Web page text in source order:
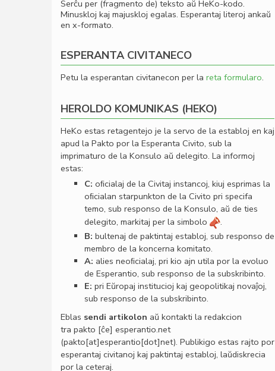
Serĉu per (fragmento de) teksto aŭ HeKo-kodo.
Minuskloj kaj majuskloj egalas. Esperantaj literoj ankaŭ
en x-formato.
ESPERANTA CIVITANECO
Petu la esperantan civitanecon per la reta formularo.
HEROLDO KOMUNIKAS (HEKO)
HeKo estas retagentejo je la servo de la establoj en kaj
apud la Pakto por la Esperanta Civito, sub la
imprimaturo de la Konsulo aŭ delegito. La informoj
estas:
C: oﬁcialaj de la Civitaj instancoj, kiuj esprimas la
oﬁcialan starpunkton de la Civito pri specifa
temo, sub responso de la Konsulo, aŭ de ties
delegito, markitaj per la simbolo
.
B: bultenaj de paktintaj establoj, sub responso de
membro de la koncerna komitato.
A: alies neoﬁcialaj, pri kio ajn utila por la evoluo
de Esperantio, sub responso de la subskribinto.
E: pri Eŭropaj institucioj kaj geopolitikaj novaĵoj,
sub responso de la subskribinto.
Eblas sendi artikolon aŭ kontakti la redakcion
tra pakto [ĉe] esperantio.net
(pakto[at]esperantio[dot]net). Publikigo estas rajto por
esperantaj civitanoj kaj paktintaj establoj, laŭdiskrecia
por la ceteraj.